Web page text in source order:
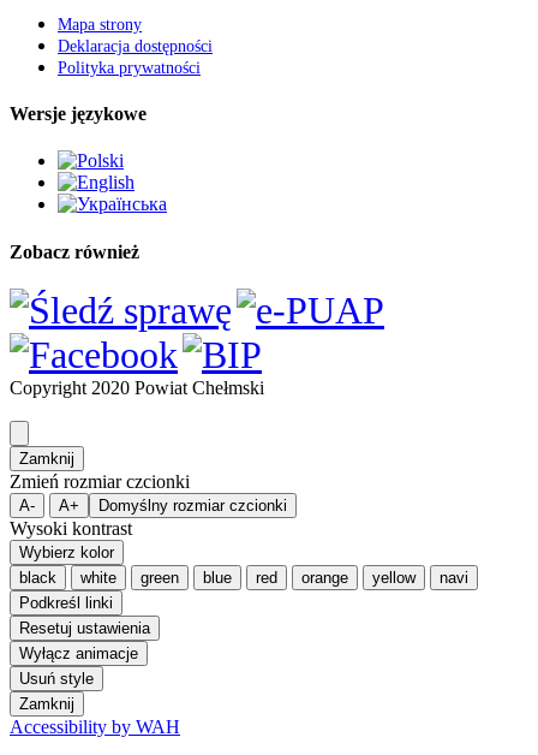
Mapa strony
Deklaracja dostępności
Polityka prywatności
Wersje językowe
Zobacz również
Copyright 2020 Powiat Chełmski
Zamknij
Zmień rozmiar czcionki
A- A+ Domyślny rozmiar czcionki
Wysoki kontrast
Wybierz kolor
black
white green blue red orange yellow
navi
Podkreśl linki
Resetuj ustawienia
Wyłącz animacje
Usuń style
Zamknij
Accessibility by WAH